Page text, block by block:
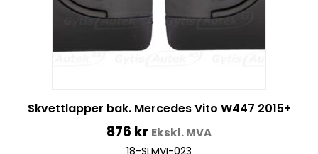
Skvettlapper bak. Mercedes Vito W447 2015+
876 kr Ekskl. MVA